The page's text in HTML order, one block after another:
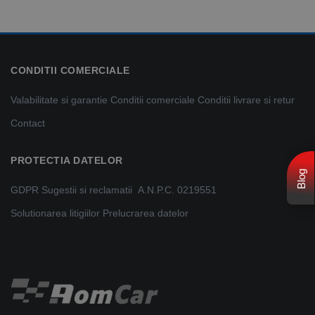
CONDITII COMERCIALE
Valabilitate si garantie Conditii comerciale Conditii livrare si retur
Contact
PROTECTIA DATELOR
GDPR Sugestii si reclamatii A.N.P.C. 0219551
Solutionarea litigiilor Prelucrarea datelor
Blog